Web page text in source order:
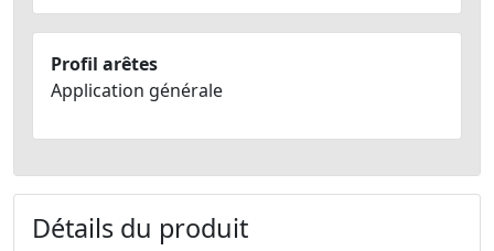
Profil arêtes
Application générale
Détails du produit